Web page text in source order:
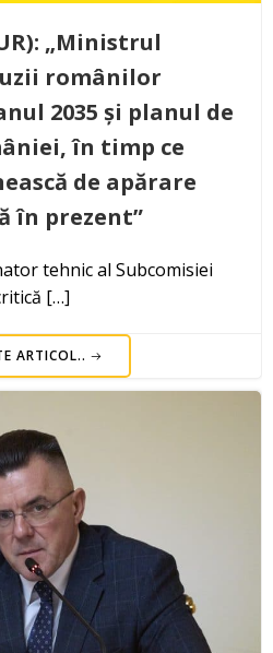
„Ministrul
românilor
2035 și planul de
în timp ce
de apărare
în prezent”
tehnic al Subcomisiei
[…]
ARTICOL..